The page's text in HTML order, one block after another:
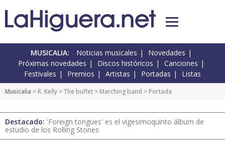
MUSICALIA: Noticias musicales
Novedades
Próximas novedades
Discos históricos
Canciones
Festivales
Premios Artistas Portadas Listas
Musicalia > R. Kelly >The buffet > Marching band > Portada
Destacado: 'Foreign tongues' es el vigesimoquinto álbum de
estudio de los Rolling Stones